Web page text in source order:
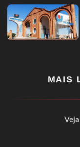
MAIS